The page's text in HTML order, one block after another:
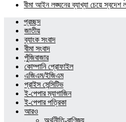
বীমা আইন লঙ্ঘনের ব্যাখ্যা চেয়ে স্বদেশ
প্রচ্ছদ
জাতীয়
ব্যাংক সংবাদ
বীমা সংবাদ
পুঁজিবাজার
কোম্পানি প্রোফাইল
এজিএম/ইজিএম
প্রাইস সেন্সিটিভ
ই-পেপার ম্যাগাজিন
ই-পেপার পত্রিকা
আরও
অর্থনীতি-বাণিজ্য